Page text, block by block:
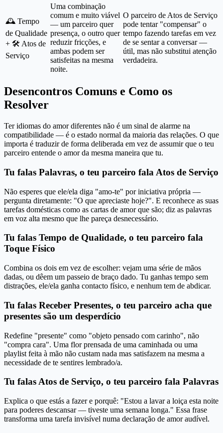
🕰️ Tempo
de Qualidade
+ 🛠️ Atos de
Serviço
Uma combinação
comum e muito viável
— um parceiro quer
presença, o outro quer
reduzir fricções, e
ambas podem ser
satisfeitas na mesma
noite.
O parceiro de Atos de Serviço
pode tentar "compensar" o
tempo fazendo tarefas em vez
de se sentar a conversar —
útil, mas não substitui atenção
verdadeira.
Desencontros Comuns e Como os
Resolver
Ter idiomas do amor diferentes não é um sinal de alarme na
compatibilidade — é o estado normal da maioria das relações. O que
importa é traduzir de forma deliberada em vez de assumir que o teu
parceiro entende o amor da mesma maneira que tu.
Tu falas Palavras, o teu parceiro fala Atos de Serviço
Não esperes que ele/ela diga "amo-te" por iniciativa própria —
pergunta diretamente: "O que apreciaste hoje?". E reconhece as suas
tarefas domésticas como as cartas de amor que são; diz as palavras
em voz alta mesmo que lhe pareça desnecessário.
Tu falas Tempo de Qualidade, o teu parceiro fala
Toque Físico
Combina os dois em vez de escolher: vejam uma série de mãos
dadas, ou dêem um passeio de braço dado. Tu ganhas tempo sem
distrações, ele/ela ganha contacto físico, e nenhum tem de abdicar.
Tu falas Receber Presentes, o teu parceiro acha que
presentes são um desperdício
Redefine "presente" como "objeto pensado com carinho", não
"compra cara". Uma flor prensada de uma caminhada ou uma
playlist feita à mão não custam nada mas satisfazem na mesma a
necessidade de te sentires lembrado/a.
Tu falas Atos de Serviço, o teu parceiro fala Palavras
Explica o que estás a fazer e porquê: "Estou a lavar a loiça esta noite
para poderes descansar — tiveste uma semana longa." Essa frase
transforma uma tarefa invisível numa declaração de amor audível.